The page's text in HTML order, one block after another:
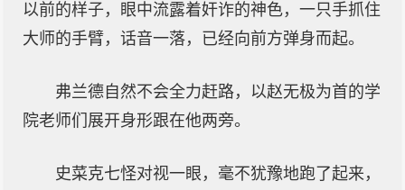
以前的样子，眼中流露着奸诈的神色，一只手抓住
大师的手臂，话音一落，已经向前方弹身而起。
弗兰德自然不会全力赶路，以赵无极为首的学
院老师们展开身形跟在他两旁。
史菜克七怪对视一眼，毫不犹豫地跑了起来，